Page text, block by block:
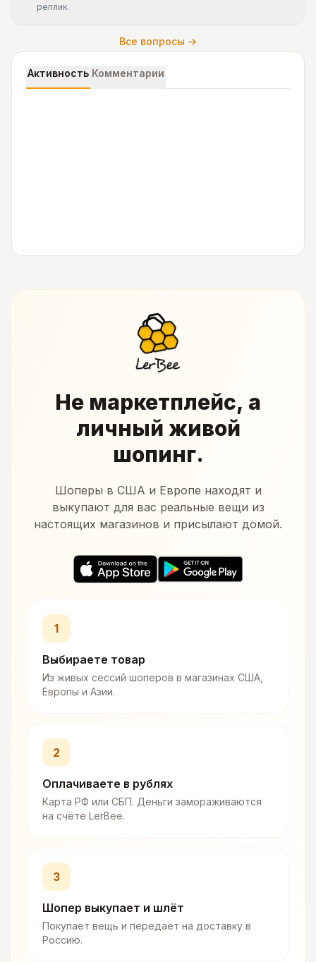
реплик.
Все вопросы →
Активность Комментарии
Не маркетплейс, а
личный живой
шопинг.
Шоперы в США и Европе находят и
выкупают для вас реальные вещи из
настоящих магазинов и присылают домой.
1
Выбираете товар
Из живых сессий шоперов в магазинах США,
Европы и Азии.
2
Оплачиваете в рублях
Карта РФ или СБП. Деньги замораживаются
на счёте LerBee.
3
Шопер выкупает и шлёт
Покупает вещь и передаёт на доставку в
Россию.